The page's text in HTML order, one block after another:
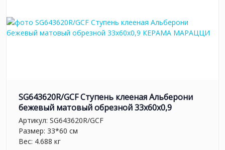
SG643620R/GCF Ступень клееная Альберони
бежевый матовый обрезной 33x60x0,9
Артикул: SG643620R/GCF
Размер: 33*60 см
Вес: 4.688 кг